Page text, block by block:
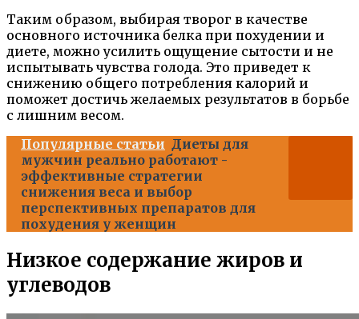
Таким образом, выбирая творог в качестве
основного источника белка при похудении и
диете, можно усилить ощущение сытости и не
испытывать чувства голода. Это приведет к
снижению общего потребления калорий и
поможет достичь желаемых результатов в борьбе
с лишним весом.
Популярные статьи Диеты для
мужчин реально работают -
эффективные стратегии
снижения веса и выбор
перспективных препаратов для
похудения у женщин
Низкое содержание жиров и
углеводов